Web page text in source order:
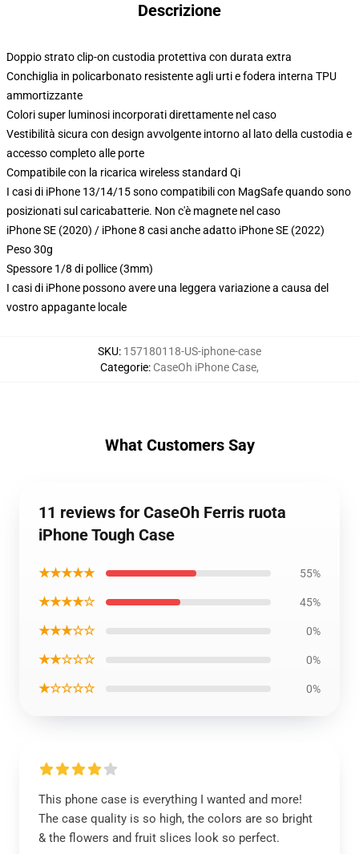
Descrizione
Doppio strato clip-on custodia protettiva con durata extra
Conchiglia in policarbonato resistente agli urti e fodera interna TPU
ammortizzante
Colori super luminosi incorporati direttamente nel caso
Vestibilità sicura con design avvolgente intorno al lato della custodia e
accesso completo alle porte
Compatibile con la ricarica wireless standard Qi
I casi di iPhone 13/14/15 sono compatibili con MagSafe quando sono
posizionati sul caricabatterie. Non c'è magnete nel caso
iPhone SE (2020) / iPhone 8 casi anche adatto iPhone SE (2022)
Peso 30g
Spessore 1/8 di pollice (3mm)
I casi di iPhone possono avere una leggera variazione a causa del
vostro appagante locale
SKU: 157180118-US-iphone-case
Categorie: CaseOh iPhone Case,
What Customers Say
11 reviews for CaseOh Ferris ruota
iPhone Tough Case
★★★★★ 55%
★★★★☆ 45%
★★★☆☆ 0%
★★☆☆☆ 0%
★☆☆☆☆ 0%
This phone case is everything I wanted and more!
The case quality is so high, the colors are so bright
& the flowers and fruit slices look so perfect.